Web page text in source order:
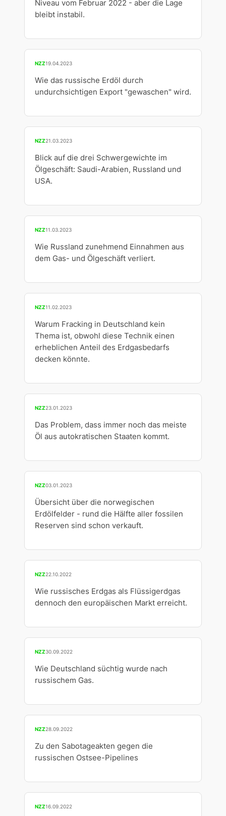
Niveau vom Februar 2022 - aber die Lage
bleibt instabil.
NZZ19.04.2023
Wie das russische Erdöl durch
undurchsichtigen Export "gewaschen" wird.
NZZ21.03.2023
Blick auf die drei Schwergewichte im
Ölgeschäft: Saudi-Arabien, Russland und
USA.
NZZ11.03.2023
Wie Russland zunehmend Einnahmen aus
dem Gas- und Ölgeschäft verliert.
NZZ11.02.2023
Warum Fracking in Deutschland kein
Thema ist, obwohl diese Technik einen
erheblichen Anteil des Erdgasbedarfs
decken könnte.
NZZ23.01.2023
Das Problem, dass immer noch das meiste
Öl aus autokratischen Staaten kommt.
NZZ03.01.2023
Übersicht über die norwegischen
Erdölfelder - rund die Hälfte aller fossilen
Reserven sind schon verkauft.
NZZ22.10.2022
Wie russisches Erdgas als Flüssigerdgas
dennoch den europäischen Markt erreicht.
NZZ30.09.2022
Wie Deutschland süchtig wurde nach
russischem Gas.
NZZ28.09.2022
Zu den Sabotageakten gegen die
russischen Ostsee-Pipelines
NZZ16.09.2022